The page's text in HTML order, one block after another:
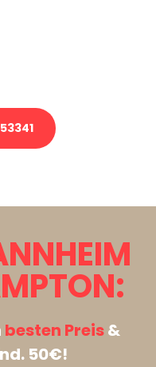
besten Preis&
50€!